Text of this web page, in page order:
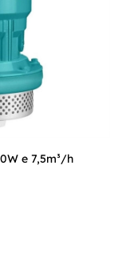
e 7,5m³/h